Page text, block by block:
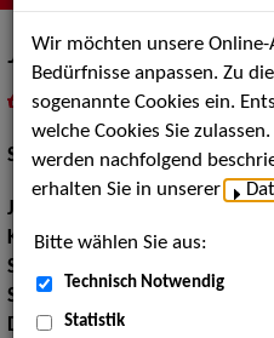
Julian Vogel
inMeine Merklistelegen
Schauspiel:Film und TV
Jahrgang:
Körpergröße:181 cm
Sport:
Sprachen:
Dialekte:Hessisch, Berlinerisch
Wir möchten unsere
Bedürfnisse anpassen. Zu
sogenannte Cookies ein.
welche Cookies Sie
werden nachfolgend
erhalten Sie in unserer
Bitte wählen Sie aus:
Technisch Notwendig
Statistik